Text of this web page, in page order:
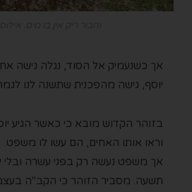
אך כשנעמיק אל הסוד, נגלה גישה
יוסף, גישה מהפכנית שתשנה לנו
בזוהר הקדוש מובא כי כאשר הגיע
וראו אותו האחים, הם עשו לו משפט.
אך משפט נעשה רק בפני עשרה ובלי
תשעה. מסביר הזוהר כי הקב"ה